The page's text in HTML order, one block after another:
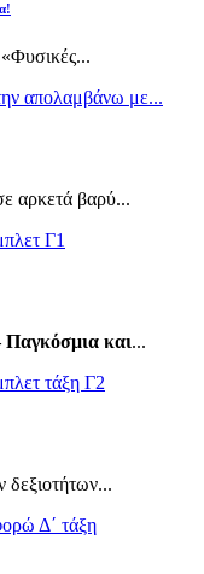
«Φυσικές...
απολαμβάνω με...
αρκετά βαρύ...
Γ1
Παγκόσμια και...
τάξη Γ2
δεξιοτήτων...
Δ΄ τάξη